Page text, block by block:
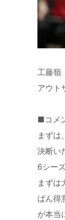
工藤嶺
アウト
■コメ
まずは
決断い
6シー
まずは
ばん得
が本当